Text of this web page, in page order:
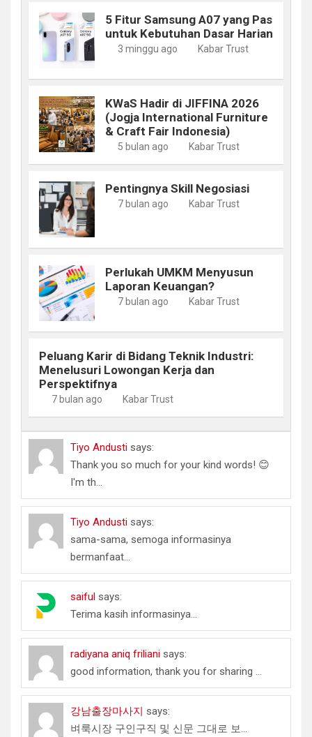
5 Fitur Samsung A07 yang Pas
untuk Kebutuhan Dasar Harian
3 minggu ago Kabar Trust
KWaS Hadir di JIFFINA 2026
(Jogja International Furniture
& Craft Fair Indonesia)
5 bulan ago Kabar Trust
Pentingnya Skill Negosiasi
7 bulan ago Kabar Trust
Perlukah UMKM Menyusun
Laporan Keuangan?
7 bulan ago Kabar Trust
Peluang Karir di Bidang Teknik Industri:
Menelusuri Lowongan Kerja dan
Perspektifnya
7 bulan ago Kabar Trust
Tiyo Andusti says:
Thank you so much for your kind words! 😊
I'm th...
Tiyo Andusti says:
sama-sama, semoga informasinya
bermanfaat...
saiful says:
Terima kasih informasinya...
radiyana aniq friliani says:
good information, thank you for sharing ...
강남출장마사지 says:
벼룩시장 구인구직 및 신문 그대로 보...